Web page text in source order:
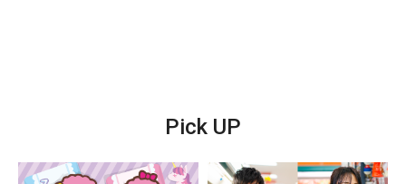
Pick UP